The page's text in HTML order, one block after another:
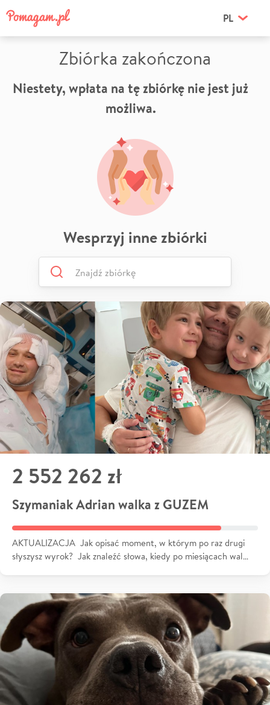
PL
Zbiórka zakończona
Niestety, wpłata na tę zbiórkę nie jest już
możliwa.
Wesprzyj inne zbiórki
2 552 262 zł
Szymaniak Adrian walka z GUZEM
AKTUALIZACJA Jak opisać moment, w którym po raz drugi
słyszysz wyrok? Jak znaleźć słowa, kiedy po miesiącach wal…